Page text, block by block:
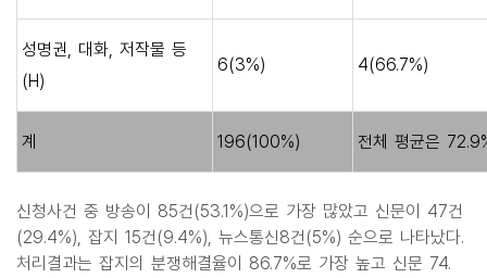
성명권, 대화, 저작물 등
(H)
6(3%) 4(66.7%)
계 196(100%) 전체 평균은
신청사건 중 방송이 85건(53.1%)으로 가장 많았고 신문이 47건
(29.4%), 잡지 15건(9.4%), 뉴스통신8건(5%) 순으로 나타났다.
처리결과는 잡지의 분쟁해결율이 86.7%로 가장 높고 신문 74.